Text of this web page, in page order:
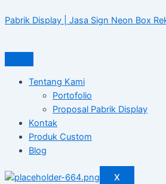
to
Pabrik Display | Jasa Sign Neon Box
Tentang Kami
Portofolio
Proposal Pabrik Display
Kontak
Produk Custom
Blog
X
navigation